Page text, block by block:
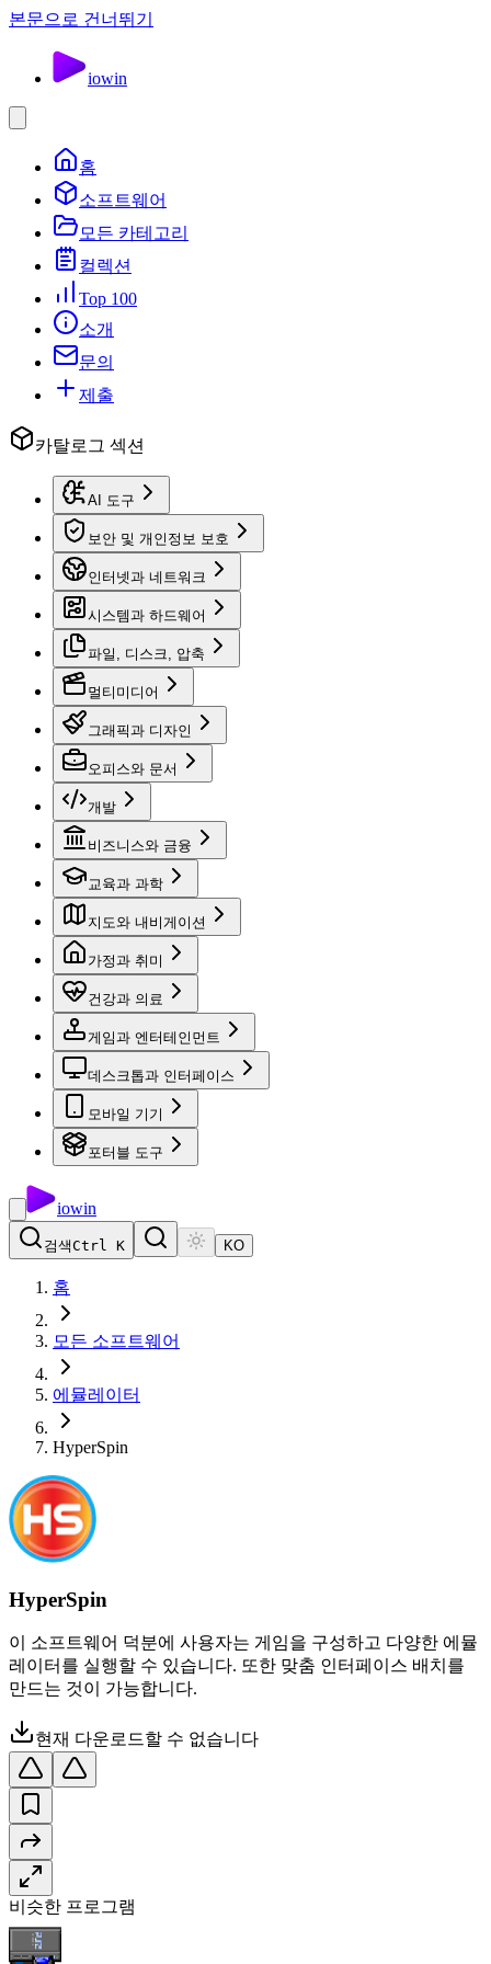
본문으로 건너뛰기
iowin
홈
소프트웨어
모든 카테고리
컬렉션
Top 100
소개
문의
제출
카탈로그 섹션
AI 도구
보안 및 개인정보 보호
인터넷과 네트워크
시스템과 하드웨어
파일, 디스크, 압축
멀티미디어
그래픽과 디자인
오피스와 문서
개발
비즈니스와 금융
교육과 과학
지도와 내비게이션
가정과 취미
건강과 의료
게임과 엔터테인먼트
데스크톱과 인터페이스
모바일 기기
포터블 도구
iowin
검색Ctrl K KO
홈
모든 소프트웨어
에뮬레이터
HyperSpin
HyperSpin
이 소프트웨어 덕분에 사용자는 게임을 구성하고 다양한 에뮬
레이터를 실행할 수 있습니다. 또한 맞춤 인터페이스 배치를
만드는 것이 가능합니다.
현재 다운로드할 수 없습니다
비슷한 프로그램